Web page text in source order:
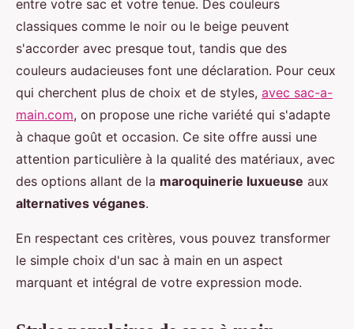
entre votre sac et votre tenue. Des couleurs
classiques comme le noir ou le beige peuvent
s'accorder avec presque tout, tandis que des
couleurs audacieuses font une déclaration. Pour ceux
qui cherchent plus de choix et de styles, avec sac-a-
main.com, on propose une riche variété qui s'adapte
à chaque goût et occasion. Ce site offre aussi une
attention particulière à la qualité des matériaux, avec
des options allant de la maroquinerie luxueuse aux
alternatives véganes.
En respectant ces critères, vous pouvez transformer
le simple choix d'un sac à main en un aspect
marquant et intégral de votre expression mode.